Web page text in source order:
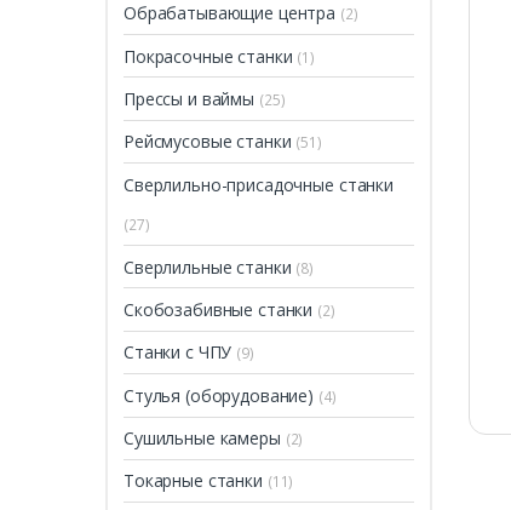
Обрабатывающие центра (2)
Покрасочные станки (1)
Прессы и ваймы (25)
Рейсмусовые станки (51)
Сверлильно-присадочные станки
(27)
Сверлильные станки (8)
Скобозабивные станки (2)
Станки с ЧПУ (9)
Стулья (оборудование) (4)
Сушильные камеры (2)
Токарные станки (11)